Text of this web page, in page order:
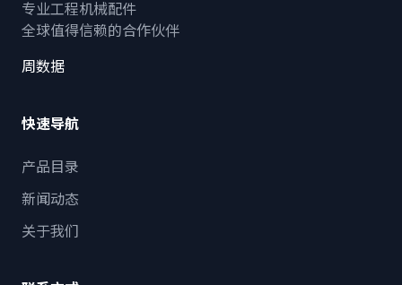
专业工程机械配件
全球值得信赖的合作伙伴
周数据
快速导航
产品目录
新闻动态
关于我们